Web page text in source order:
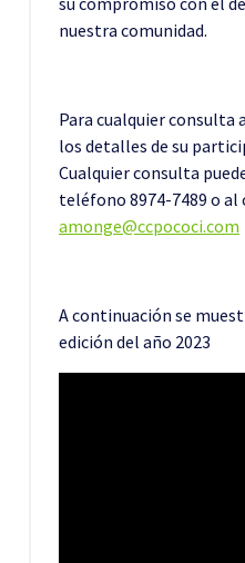
nuestra comunidad.
Para cualquier consulta
los detalles de su
Cualquier consulta
teléfono 8974-7489 o al
amonge@ccpococi.com
A continuación se
edición del año 2023